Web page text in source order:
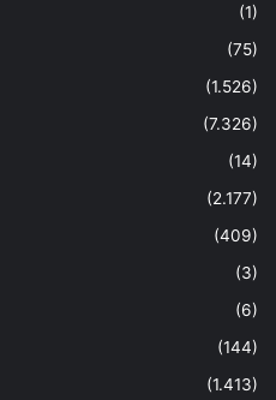
(1)
(75)
(1.526)
(7.326)
(14)
(2.177)
(409)
(3)
(6)
(144)
(1.413)